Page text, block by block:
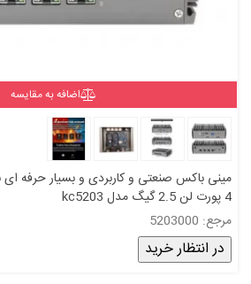
اضافه به مقایسه
4 پورت لن 2.5 گیگ مدل kc5203
مرجع: 5203000
در انتظار خرید